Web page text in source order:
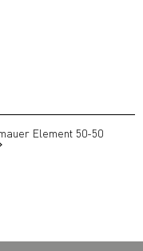
Element 50-50